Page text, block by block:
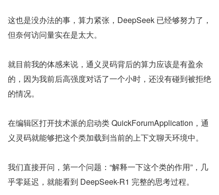
这也是没办法的事，算力紧张，DeepSeek 已经够努力了，
但奈何访问量实在是太大。
就目前我的体感来说，通义灵码背后的算力应该是有盈余
的，因为我前后高强度对话了一个小时，还没有碰到被拒绝
的情况。
在编辑区打开技术派的启动类 QuickForumApplication，通
义灵码就能够把这个类加载到当前的上下文聊天环境中。
我们直接开问，第一个问题：“解释一下这个类的作用”，几
乎零延迟，就能看到 DeepSeek-R1 完整的思考过程。